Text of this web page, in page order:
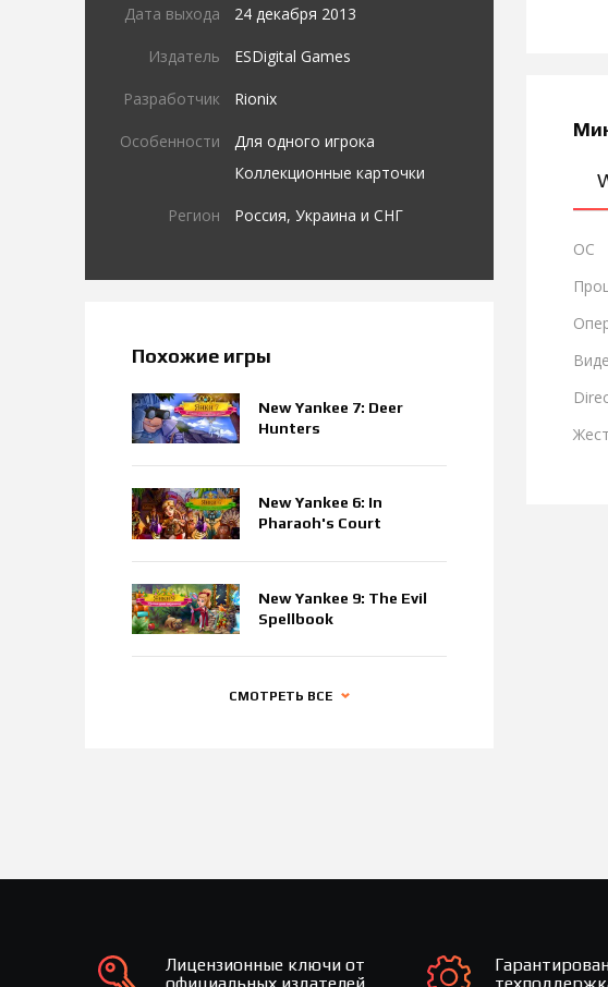
Дата выхода 24 декабря 2013
Издатель ESDigital Games
Разработчик Rionix
Особенности
Для одного игрока
Коллекционные карточки
Регион Россия, Украина и СНГ
Похожие игры
New Yankee 7: Deer
Hunters
New Yankee 6: In
Pharaoh's Court
New Yankee 9: The Evil
Spellbook
СМОТРЕТЬ ВСЕ
ОС
Лицензионные ключи от